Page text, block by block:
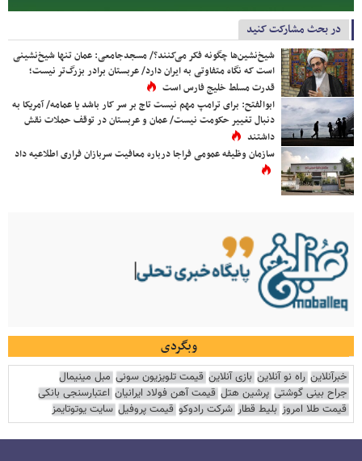
در بحث مشارکت کنید
شیخ‌نشین‌ها چگونه فکر می‌کنند؟/ مسجدجامعی: عمان تنها شیخ‌نشینی
است که نگاه متفاوتی به ایران دارد/ عربستان برادر بزرگ‌تر نیست؛
قدرت مسلط خلیج فارس است
ابوالفتح: برای ترامپ مهم نیست تاج بر سر کار باشد یا عمامه/ آمریکا به
دنبال تغییر حکومت نیست/ عمان و عربستان در توقف حملات نقش
داشتند
سازمان وظیفه عمومی فراجا درباره معافیت سربازان فراری اطلاعیه داد
وبگردی
خبرآنلاین راه نو آنلاین بازی آنلاین قیمت تلویزیون سونی مبل مینیمال
جراح بینی گوشتی پرشین هتل قیمت آهن فولاد ایرانیان اعتبارسنجی بانکی
قیمت طلا امروز بلیط قطار شرکت رادوکو قیمت پروفیل سایت یوتوتایمز